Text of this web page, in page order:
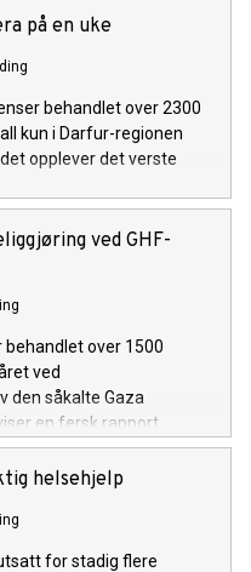
på en uke
behandlet over 2300
kun i Darfur-regionen
opplever det verste
ved GHF-
behandlet over 1500
ved
den såkalte Gaza
en fersk rapport.
helsehjelp
for stadig flere